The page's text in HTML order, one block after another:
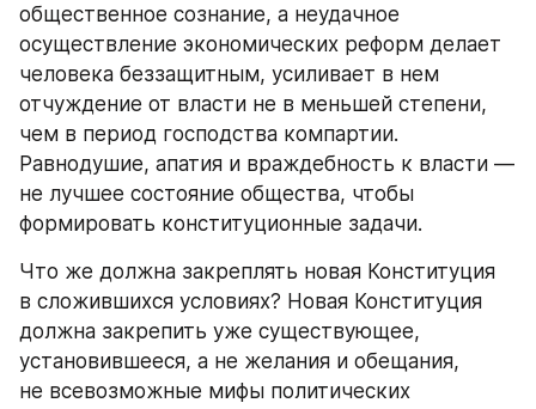
общественное сознание, а неудачное
осуществление экономических реформ делает
человека беззащитным, усиливает в нем
отчуждение от власти не в меньшей степени,
чем в период господства компартии.
Равнодушие, апатия и враждебность к власти —
не лучшее состояние общества, чтобы
формировать конституционные задачи.
Что же должна закреплять новая Конституция
в сложившихся условиях? Новая Конституция
должна закрепить уже существующее,
установившееся, а не желания и обещания,
не всевозможные мифы политических